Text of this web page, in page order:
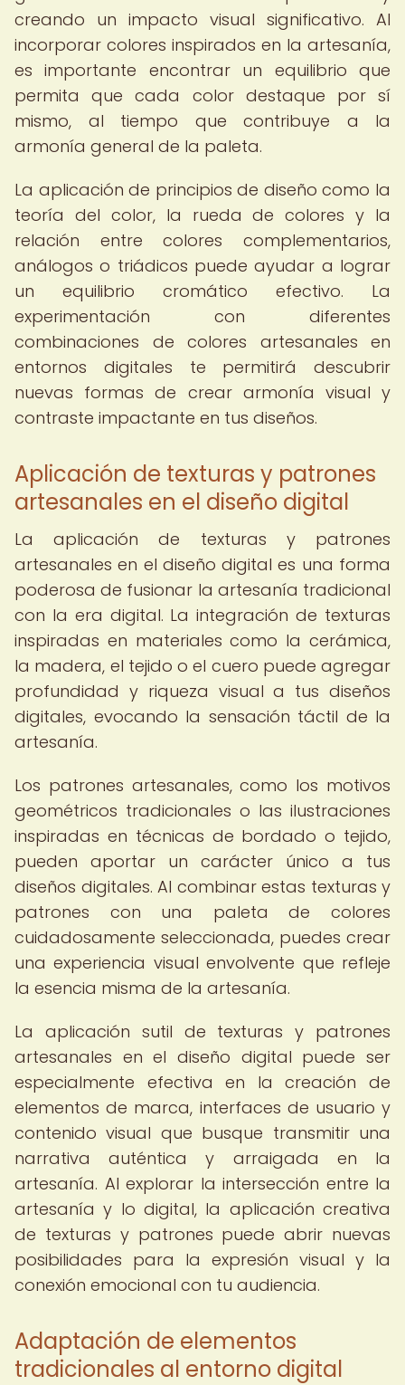
creando un impacto visual significativo. Al
incorporar colores inspirados en la artesanía,
es importante encontrar un equilibrio que
permita que cada color destaque por sí
mismo, al tiempo que contribuye a la
armonía general de la paleta.
La aplicación de principios de diseño como la
teoría del color, la rueda de colores y la
relación entre colores complementarios,
análogos o triádicos puede ayudar a lograr
un equilibrio cromático efectivo. La
experimentación con diferentes
combinaciones de colores artesanales en
entornos digitales te permitirá descubrir
nuevas formas de crear armonía visual y
contraste impactante en tus diseños.
Aplicación de texturas y patrones
artesanales en el diseño digital
La aplicación de texturas y patrones
artesanales en el diseño digital es una forma
poderosa de fusionar la artesanía tradicional
con la era digital. La integración de texturas
inspiradas en materiales como la cerámica,
la madera, el tejido o el cuero puede agregar
profundidad y riqueza visual a tus diseños
digitales, evocando la sensación táctil de la
artesanía.
Los patrones artesanales, como los motivos
geométricos tradicionales o las ilustraciones
inspiradas en técnicas de bordado o tejido,
pueden aportar un carácter único a tus
diseños digitales. Al combinar estas texturas y
patrones con una paleta de colores
cuidadosamente seleccionada, puedes crear
una experiencia visual envolvente que refleje
la esencia misma de la artesanía.
La aplicación sutil de texturas y patrones
artesanales en el diseño digital puede ser
especialmente efectiva en la creación de
elementos de marca, interfaces de usuario y
contenido visual que busque transmitir una
narrativa auténtica y arraigada en la
artesanía. Al explorar la intersección entre la
artesanía y lo digital, la aplicación creativa
de texturas y patrones puede abrir nuevas
posibilidades para la expresión visual y la
conexión emocional con tu audiencia.
Adaptación de elementos
tradicionales al entorno digital